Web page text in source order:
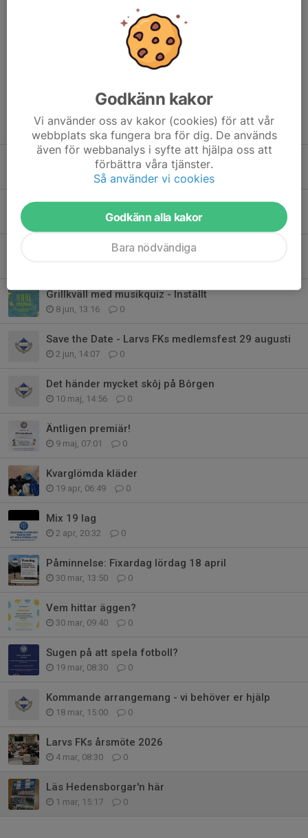
Tidigare nyheter
Vill du hjälpa till på Backyard Ultra Larv?
Igår, 09:48 0
Klocka upphittad i Gymmet!
15 jun, 11:23 0
Midsommarfirande i Larv
Grillkväll med musikquiz - Inställt
8 jun, 13:16 0
Save the Date - Larvs FKs medlemsfest 29 augusti
2 jun, 14:07 0
Det händer mycket skôj på Bôrgen
10 maj, 14:56 0
Äntligen premiär!
9 maj, 07:01 0
Kvarglömda kläder
19 apr, 06:49 0
Mix 19 lag
2 apr, 20:32 0
Påminnelse: Fixardag lördag 18 april
30 mar, 13:50 0
Vem hittar äggen?
30 mar, 09:40 0
Sugen på att spela fotboll?
19 mar, 08:30 0
Kommande arrangemang - vi behöver er hjälp
18 mar, 15:00 0
Larvs FKs årsmöte 2026
4 mar, 08:30 0
Läs Hedensborgar'n här
1 mar, 15:17 0
Godkänn kakor
Vi använder oss av kakor (cookies) för att vår
webbplats ska fungera bra för dig. De används
även för webbanalys i syfte att hjälpa oss att
förbättra våra tjänster.
Så använder vi cookies
Godkänn alla kakor
Bara nödvändiga